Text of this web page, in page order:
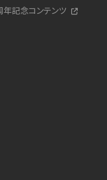
年記念コンテンツ